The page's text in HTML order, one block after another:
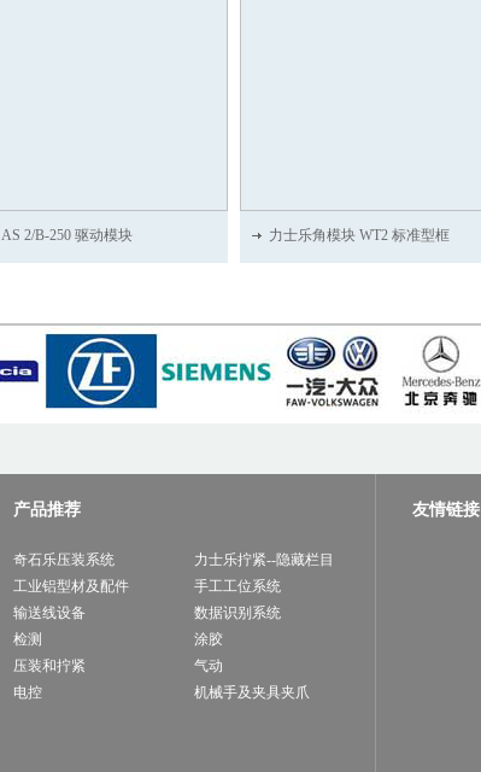
AS 2/B-250 驱动模块 力士乐角模块 WT2 标准型框
产品推荐
奇石乐压装系统
力士乐拧紧--隐藏栏目
工业铝型材及配件
手工工位系统
输送线设备
数据识别系统
检测
涂胶
压装和拧紧
气动
电控
机械手及夹具夹爪
友情链接